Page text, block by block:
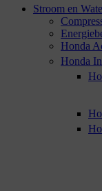
Stroom en
Honda
Honda